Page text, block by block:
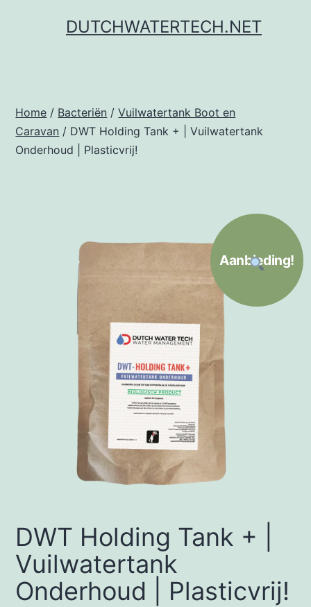
DUTCHWATERTECH.NET
Home / Bacteriën /Vuilwatertank Boot en
Caravan / DWT Holding Tank + | Vuilwatertank
Onderhoud | Plasticvrij!
Aanbieding!
DWT Holding Tank + |
Vuilwatertank
Onderhoud | Plasticvrij!